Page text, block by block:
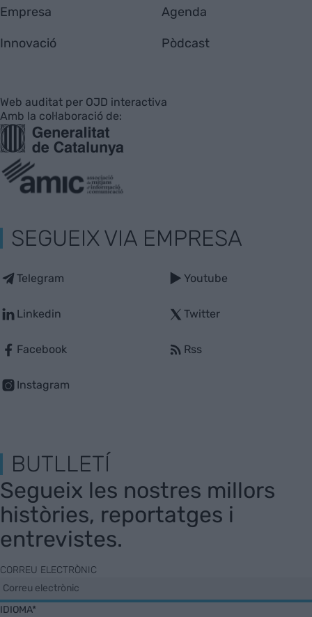
Empresa
Innovació
Agenda
Pòdcast
Web auditat per OJD interactiva
Amb la col·laboració de:
SEGUEIX VIA EMPRESA
Telegram
Linkedin
Facebook
Instagram
Youtube
Twitter
Rss
BUTLLETÍ
Segueix les nostres millors
històries, reportatges i
entrevistes.
CORREU ELECTRÒNIC
IDIOMA*